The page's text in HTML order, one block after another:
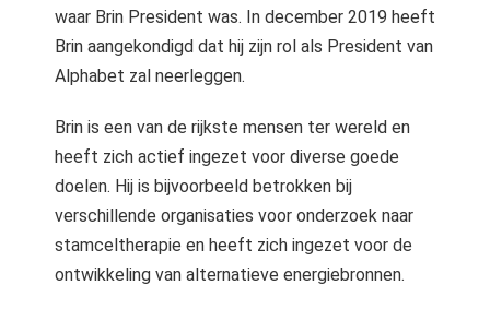
waar Brin President was. In december 2019 heeft
Brin aangekondigd dat hij zijn rol als President van
Alphabet zal neerleggen.
Brin is een van de rijkste mensen ter wereld en
heeft zich actief ingezet voor diverse goede
doelen. Hij is bijvoorbeeld betrokken bij
verschillende organisaties voor onderzoek naar
stamceltherapie en heeft zich ingezet voor de
ontwikkeling van alternatieve energiebronnen.